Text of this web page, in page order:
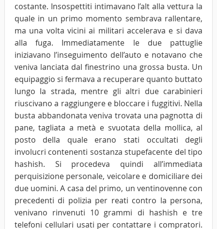
costante. Insospettiti intimavano l’alt alla vettura la
quale in un primo momento sembrava rallentare,
ma una volta vicini ai militari accelerava e si dava
alla fuga. Immediatamente le due pattuglie
iniziavano l’inseguimento dell’auto e notavano che
veniva lanciata dal finestrino una grossa busta. Un
equipaggio si fermava a recuperare quanto buttato
lungo la strada, mentre gli altri due carabinieri
riuscivano a raggiungere e bloccare i fuggitivi. Nella
busta abbandonata veniva trovata una pagnotta di
pane, tagliata a metà e svuotata della mollica, al
posto della quale erano stati occultati degli
involucri contenenti sostanza stupefacente del tipo
hashish. Si procedeva quindi all’immediata
perquisizione personale, veicolare e domiciliare dei
due uomini. A casa del primo, un ventinovenne con
precedenti di polizia per reati contro la persona,
venivano rinvenuti 10 grammi di hashish e tre
telefoni cellulari usati per contattare i compratori.